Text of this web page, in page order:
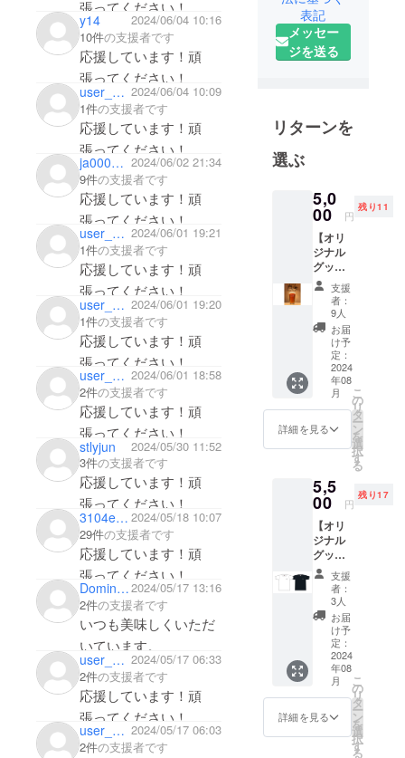
張ってください！
y14
2024/06/04 10:16
10件の支援者です
応援しています！頑
張ってください！
user_b591fabcd764 2024/06/04 10:09
1件の支援者です
応援しています！頑
張ってください！
ビールが届くのが楽し
みです！
ja000987 2024/06/02 21:34
9件の支援者です
応援しています！頑
張ってください！
user_8eb5dcf58174 2024/06/01 19:21
1件の支援者です
応援しています！頑
張ってください！
user_b863d2fecbe4 2024/06/01 19:20
1件の支援者です
応援しています！頑
張ってください！
user_4504d3ff52e4 2024/06/01 18:58
2件の支援者です
応援しています！頑
張ってください！
stlyjun
2024/05/30 11:52
3件の支援者です
応援しています！頑
張ってください！
3104endo 2024/05/18 10:07
29件の支援者です
応援しています！頑
張ってください！
Domingo932024/05/17 13:16
2件の支援者です
いつも美味しくいただ
いています。
user_5e469cee3be4 2024/05/17 06:33
2件の支援者です
応援しています！頑
張ってください！
user_5e469cee3be4 2024/05/17 06:03
2件の支援者です
る美味しい
ビールを作
ります。
表記
メッセー
ジを送る
リターンを
選ぶ
5,0
00 円
残り11
【オリ
ジナル
グッズ
を買っ
て応
援・プ
ラン
1】 京
都嵐山
ブルワ
リー パ
イント
グラス
（480m
l） お礼
のメッ
※中身は
入って
いませ
ん。グ
ラスだ
けのお
届けで
す。
支援
者：
9人
お届
け予
定：
2024
年08
月
詳細を見る
こ
の
リ
タ
ー
ン
を
選
択
す
る
5,5
00 円
残り17
【オリ
ジナル
グッズ
を買っ
て応
援・プ
ラン
2】 京
都嵐山
ブルワ
リー T
シャツ
1枚 お
礼の
メッ
セージ
支援
者：
3人
お届
け予
定：
2024
年08
月
詳細を見る
こ
の
リ
タ
ー
ン
を
選
択
す
る